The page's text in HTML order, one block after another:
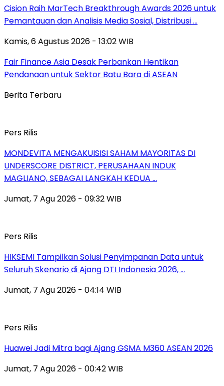
Cision Raih MarTech Breakthrough Awards 2026 untuk
Pemantauan dan Analisis Media Sosial, Distribusi …
Kamis, 6 Agustus 2026 - 13:02 WIB
Fair Finance Asia Desak Perbankan Hentikan
Pendanaan untuk Sektor Batu Bara di ASEAN
Berita Terbaru
Pers Rilis
MONDEVITA MENGAKUISISI SAHAM MAYORITAS DI
UNDERSCORE DISTRICT, PERUSAHAAN INDUK
MAGLIANO, SEBAGAI LANGKAH KEDUA …
Jumat, 7 Agu 2026 - 09:32 WIB
Pers Rilis
HIKSEMI Tampilkan Solusi Penyimpanan Data untuk
Seluruh Skenario di Ajang DTI Indonesia 2026, …
Jumat, 7 Agu 2026 - 04:14 WIB
Pers Rilis
Huawei Jadi Mitra bagi Ajang GSMA M360 ASEAN 2026
Jumat, 7 Agu 2026 - 00:42 WIB